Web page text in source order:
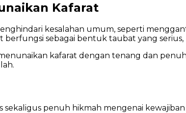
Kafarat
kesalahan umum, seperti
sebagai bentuk taubat yang
kafarat dengan tenang dan
penuh hikmah mengenai